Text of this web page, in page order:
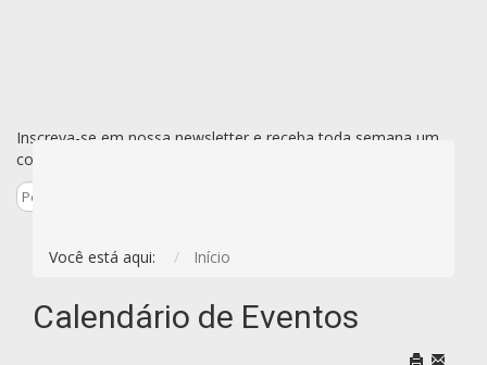
Inscreva-se em nossa newsletter e receba toda semana um
conjunto de todas as novidades de uma vez só por e-mail.
Você está aqui: Início
Calendário de Eventos